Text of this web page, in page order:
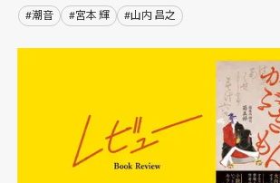
#潮音 #宮本 輝 #山内 昌之